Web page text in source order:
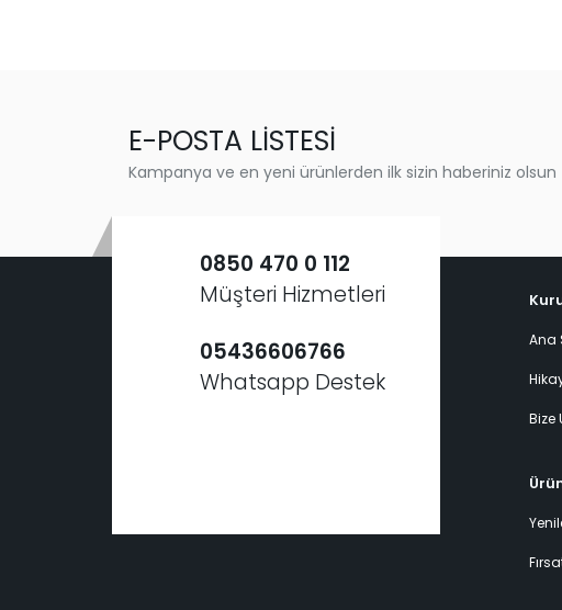
E-POSTA LİSTESİ
Kampanya ve en yeni ürünlerden ilk sizin haberiniz olsun
0850 470 0 112
Müşteri Hizmetleri
05436606766
Whatsapp Destek
Ana
Bize